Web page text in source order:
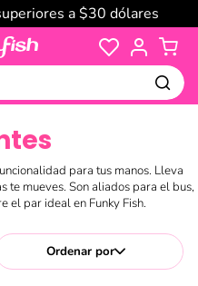
a $30 dólares
para tus manos. Lleva
te mueves. Son aliados para el bus,
el par ideal en Funky Fish.
Ordenar por